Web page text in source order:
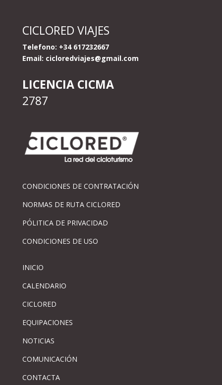
CICLORED VIAJES
Telefono: +34 617232667
Email: cicloredviajes@gmail.com
LICENCIA CICMA
2787
CONDICIONES DE CONTRATACIÓN
NORMAS DE RUTA CICLORED
PÓLITICA DE PRIVACIDAD
CONDICIONES DE USO
INICIO
CALENDARIO
CICLORED
EQUIPACIONES
NOTICIAS
COMUNICACIÓN
CONTACTA